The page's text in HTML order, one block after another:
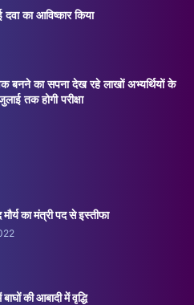
दवा का आविष्कार किया
बनने का सपना देख रहे लाखों अभ्यर्थियों के
तक होगी परीक्षा
मौर्य का मंत्री पद से इस्तीफा
की आबादी में वृद्धि